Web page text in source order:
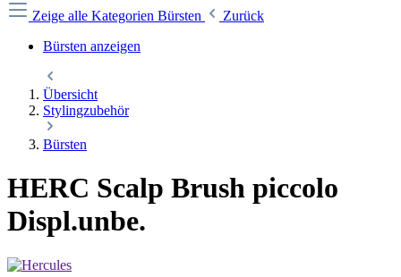
Zeige alle Kategorien Bürsten
Zurück
Bürsten anzeigen
Übersicht
Stylingzubehör
Bürsten
HERC Scalp Brush piccolo
Displ.unbe.